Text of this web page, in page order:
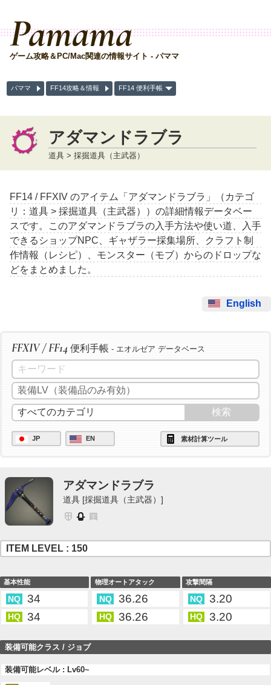
Pamama
ゲーム攻略＆PC/Mac関連の情報サイト - パママ
パママ FF14攻略＆情報 FF14 便利手帳
アダマンドラブラ
道具 > 採掘道具（主武器）
FF14 / FFXIV のアイテム「アダマンドラブラ」（カテゴ
リ：道具 > 採掘道具（主武器））の詳細情報データベー
スです。このアダマンドラブラの入手方法や使い道、入手
できるショップNPC、ギャザラー採集場所、クラフト制
作情報（レシピ）、モンスター（モブ）からのドロップな
どをまとめました。
English
FFXIV / FF14 便利手帳 - エオルゼア データベース
JP EN 素材計算ツール
アダマンドラブラ
道具 [採掘道具（主武器）]
ITEM LEVEL : 150
基本性能
NQ 34
HQ 34
物理オートアタック
NQ 36.26
HQ 36.26
攻撃間隔
NQ 3.20
HQ 3.20
装備可能クラス / ジョブ
装備可能レベル : Lv60~